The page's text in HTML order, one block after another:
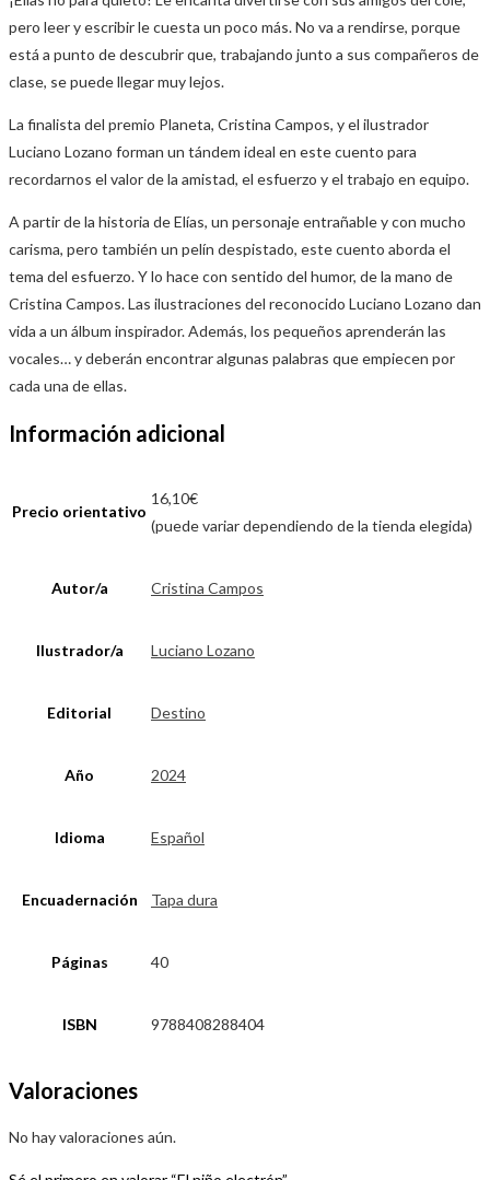
pero leer y escribir le cuesta un poco más. No va a rendirse, porque
está a punto de descubrir que, trabajando junto a sus compañeros de
clase, se puede llegar muy lejos.
La finalista del premio Planeta, Cristina Campos, y el ilustrador
Luciano Lozano forman un tándem ideal en este cuento para
recordarnos el valor de la amistad, el esfuerzo y el trabajo en equipo.
A partir de la historia de Elías, un personaje entrañable y con mucho
carisma, pero también un pelín despistado, este cuento aborda el
tema del esfuerzo. Y lo hace con sentido del humor, de la mano de
Cristina Campos. Las ilustraciones del reconocido Luciano Lozano dan
vida a un álbum inspirador. Además, los pequeños aprenderán las
vocales… y deberán encontrar algunas palabras que empiecen por
cada una de ellas.
Información adicional
Precio orientativo
16,10€
(puede variar dependiendo de la tienda elegida)
Autor/a Cristina Campos
Ilustrador/a Luciano Lozano
Editorial Destino
Año 2024
Idioma Español
Encuadernación Tapa dura
Páginas 40
ISBN 9788408288404
Valoraciones
No hay valoraciones aún.